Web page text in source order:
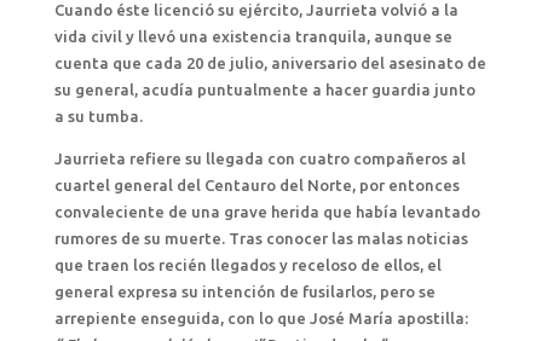
Cuando éste licenció su ejército, Jaurrieta volvió a la
vida civil y llevó una existencia tranquila, aunque se
cuenta que cada 20 de julio, aniversario del asesinato de
su general, acudía puntualmente a hacer guardia junto
a su tumba.
Jaurrieta refiere su llegada con cuatro compañeros al
cuartel general del Centauro del Norte, por entonces
convaleciente de una grave herida que había levantado
rumores de su muerte. Tras conocer las malas noticias
que traen los recién llegados y receloso de ellos, el
general expresa su intención de fusilarlos, pero se
arrepiente enseguida, con lo que José María apostilla: